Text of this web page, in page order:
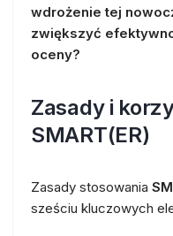
wdrożenie tej
zwiększyć
oceny?
Zasady i
SMART(ER)
Zasady stosowania
sześciu kluczowych